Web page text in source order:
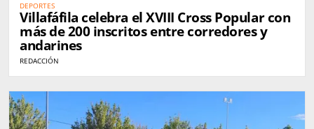
DEPORTES
Villafáfila celebra el XVIII Cross Popular con
más de 200 inscritos entre corredores y
andarines
REDACCIÓN